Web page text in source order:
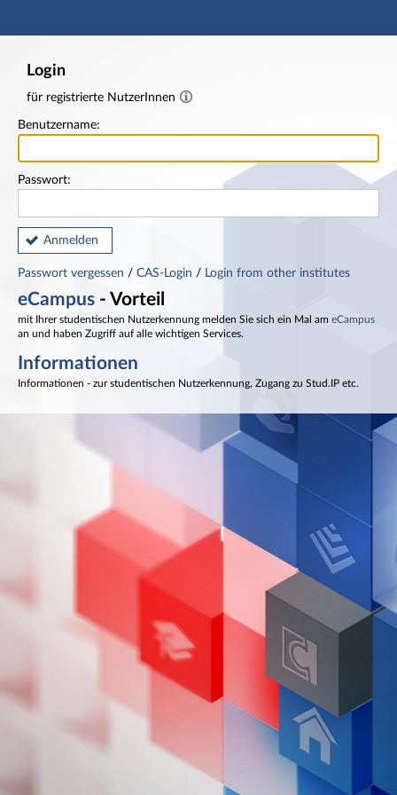
Hauptnavigation
Login
für registrierte NutzerInnen
Benutzername:
Passwort:
Anmelden
Passwort vergessen / CAS-Login / Login from other institutes
eCampus - Vorteil
mit Ihrer studentischen Nutzerkennung melden Sie sich ein Mal am eCampus
an und haben Zugriff auf alle wichtigen Services.
Informationen
Informationen - zur studentischen Nutzerkennung, Zugang zu Stud.IP etc.